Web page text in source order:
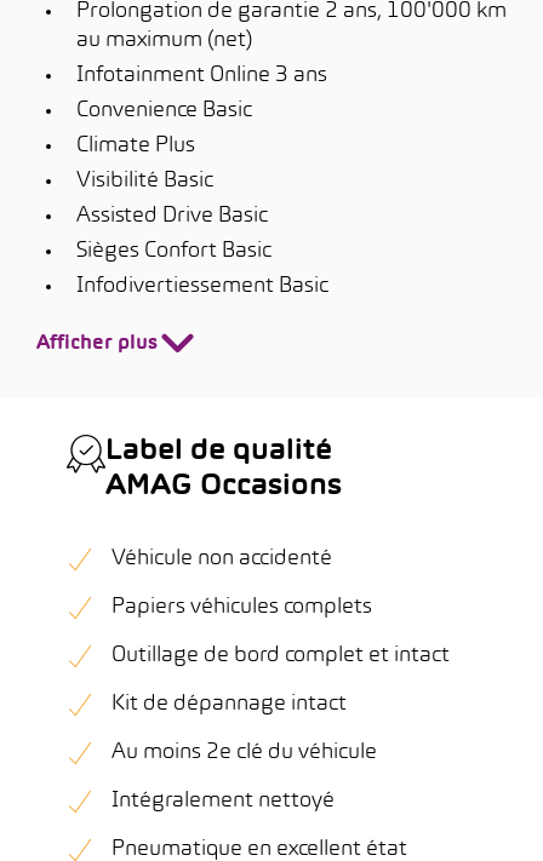
Prolongation de garantie 2 ans, 100'000 km
au maximum (net)
Infotainment Online 3 ans
Convenience Basic
Climate Plus
Visibilité Basic
Assisted Drive Basic
Sièges Confort Basic
Infodivertiessement Basic
Afficher plus
Label de qualité
AMAG Occasions
Véhicule non accidenté
Papiers véhicules complets
Outillage de bord complet et intact
Kit de dépannage intact
Au moins 2e clé du véhicule
Intégralement nettoyé
Pneumatique en excellent état